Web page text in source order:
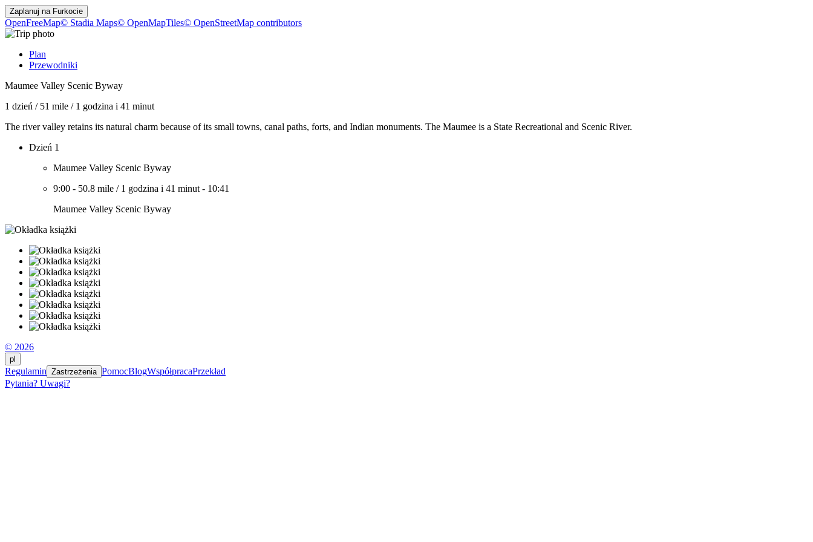
Zaplanuj na Furkocie
OpenFreeMap© Stadia Maps© OpenMapTiles© OpenStreetMap contributors
Plan
Przewodniki
Maumee Valley Scenic Byway
1 dzień / 51 mile / 1 godzina i 41 minut
The river valley retains its natural charm because of its small towns, canal paths, forts, and Indian monuments. The Maumee is a State Recreational and Scenic River.
Dzień 1
Maumee Valley Scenic Byway
9:00 - 50.8 mile / 1 godzina i 41 minut - 10:41
Maumee Valley Scenic Byway
© 2026
pl
Regulamin Zastrzeżenia PomocBlogWspółpracaPrzekład
Pytania? Uwagi?